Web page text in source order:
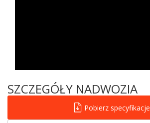
SZCZEGÓŁY NADWOZIA
Pobierz specyfikacje